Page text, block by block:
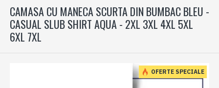
CAMASA CU MANECA SCURTA DIN BUMBAC BLEU -
CASUAL SLUB SHIRT AQUA - 2XL 3XL 4XL 5XL
6XL 7XL
OFERTE SPECIALE